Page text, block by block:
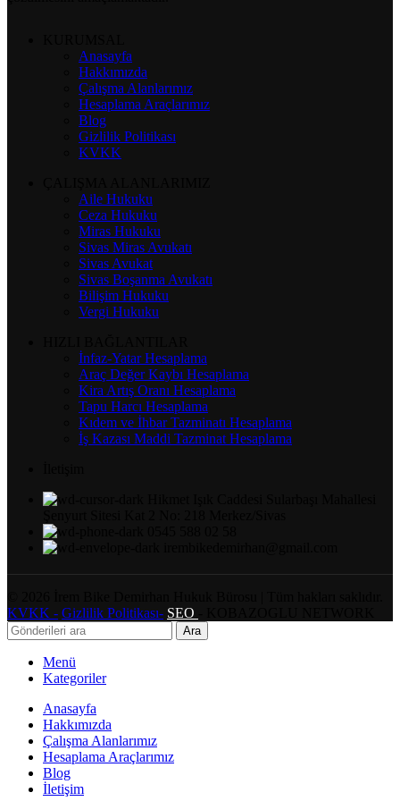
Anasayfa
Hakkımızda
Çalışma Alanlarımız
Hesaplama Araçlarımız
Blog
Gizlilik Politikası
KVKK
Aile Hukuku
Ceza Hukuku
Miras Hukuku
Sivas Miras Avukatı
Sivas Avukat
Sivas Boşanma Avukatı
Bilişim Hukuku
Vergi Hukuku
İnfaz-Yatar Hesaplama
Araç Değer Kaybı Hesaplama
Kira Artış Oranı Hesaplama
Tapu Harcı Hesaplama
Kıdem ve İhbar Tazminatı Hesaplama
İş Kazası Maddi Tazminat Hesaplama
KVKK - Gizlilik Politikası- SEO
Ara
Menü
Kategoriler
Anasayfa
Hakkımızda
Çalışma Alanlarımız
Hesaplama Araçlarımız
Blog
İletişim